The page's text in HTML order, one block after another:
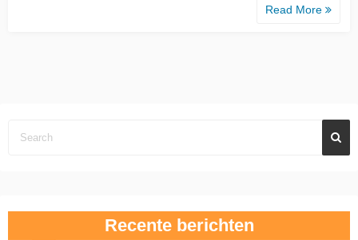
Read More
Recente berichten